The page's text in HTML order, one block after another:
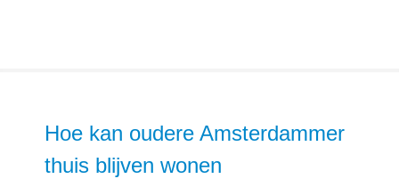
Hoe kan oudere Amsterdammer
thuis blijven wonen